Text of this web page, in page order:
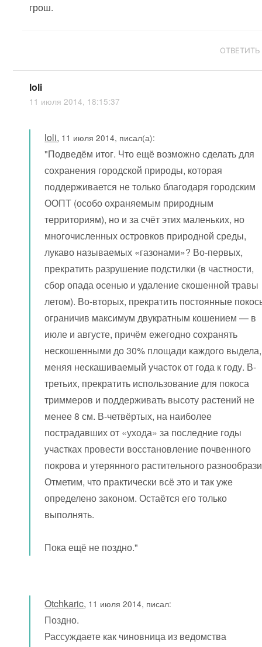
грош.
ОТВЕТИТЬ
loli
11 июля 2014, 18:15:37
loli, 11 июля 2014, писал(а):
"Подведём итог. Что ещё возможно сделать для
сохранения городской природы, которая
поддерживается не только благодаря городским
ООПТ (особо охраняемым природным
территориям), но и за счёт этих маленьких, но
многочисленных островков природной среды,
лукаво называемых «газонами»? Во-первых,
прекратить разрушение подстилки (в частности,
сбор опада осенью и удаление скошенной травы
летом). Во-вторых, прекратить постоянные
ограничив максимум двукратным кошением — в
июле и августе, причём ежегодно сохранять
нескошенными до 30% площади каждого выдела,
меняя нескашиваемый участок от года к году. В-
третьих, прекратить использование для покоса
триммеров и поддерживать высоту растений не
менее 8 см. В-четвёртых, на наиболее
пострадавших от «ухода» за последние годы
участках провести восстановление почвенного
покрова и утерянного растительного
Отметим, что практически всё это и так уже
определено законом. Остаётся его только
выполнять.
Пока ещё не поздно."
Otchkaric, 11 июля 2014, писал:
Поздно.
Рассуждаете как чиновница из ведомства